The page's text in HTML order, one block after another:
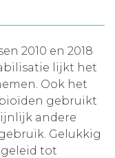
2010 en 2018
lijkt het
Ook het
gebruikt
andere
Gelukkig
tot